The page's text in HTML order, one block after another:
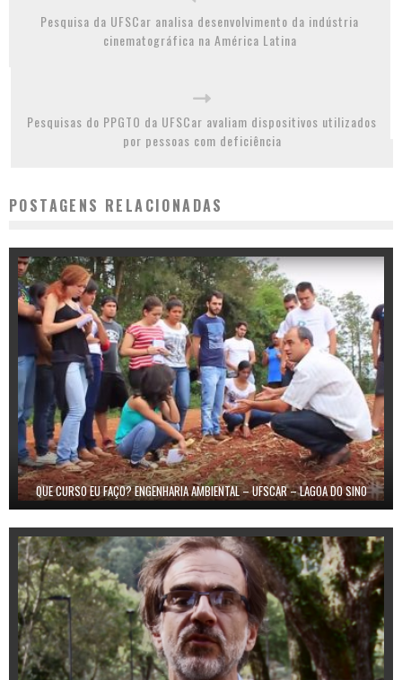
Pesquisa da UFSCar analisa desenvolvimento da indústria
cinematográfica na América Latina
Pesquisas do PPGTO da UFSCar avaliam dispositivos utilizados
por pessoas com deficiência
POSTAGENS RELACIONADAS
QUE CURSO EU FAÇO? ENGENHARIA AMBIENTAL – UFSCAR – LAGOA DO SINO